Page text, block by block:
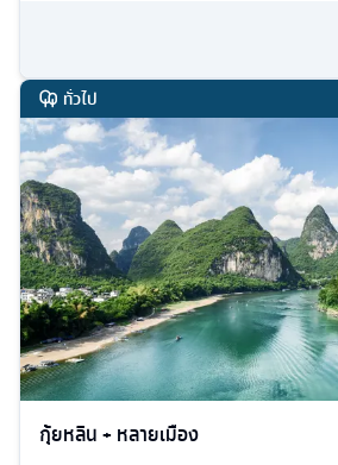
ทั่วไป
กุ้ยหลิน + หลายเมือง